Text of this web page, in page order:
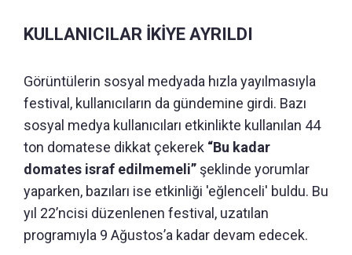
KULLANICILAR İKİYE AYRILDI
Görüntülerin sosyal medyada hızla yayılmasıyla
festival, kullanıcıların da gündemine girdi. Bazı
sosyal medya kullanıcıları etkinlikte kullanılan 44
ton domatese dikkat çekerek “Bu kadar
domates israf edilmemeli” şeklinde yorumlar
yaparken, bazıları ise etkinliği 'eğlenceli' buldu. Bu
yıl 22’ncisi düzenlenen festival, uzatılan
programıyla 9 Ağustos’a kadar devam edecek.